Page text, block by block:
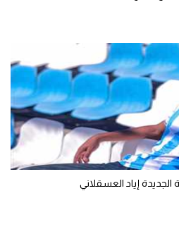
الجديدة إياد العسقلاني